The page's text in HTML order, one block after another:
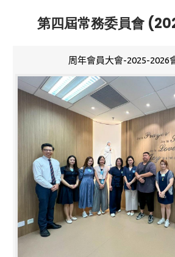
第四屆常務委員會
周年會員大會-2025-2026